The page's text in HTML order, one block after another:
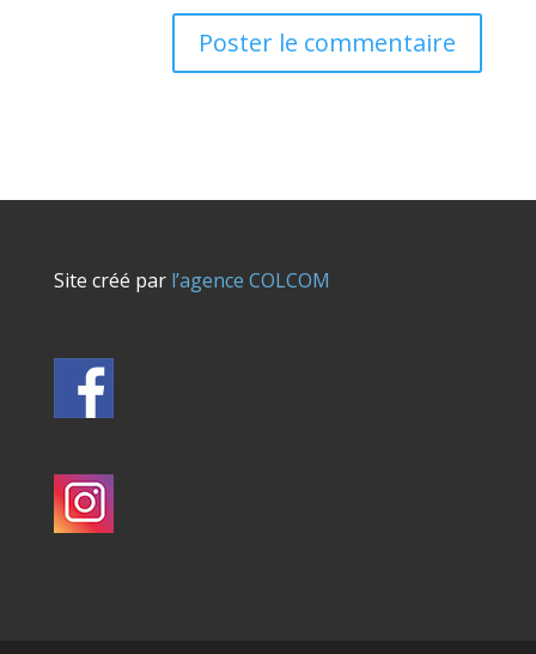
Site créé parl’agence COLCOM